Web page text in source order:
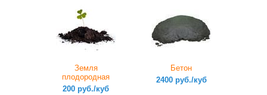
Земля
плодородная
200 руб./куб
Бетон
2400 руб./куб